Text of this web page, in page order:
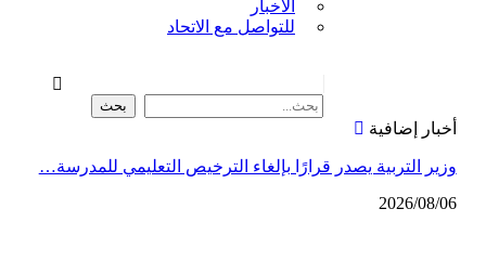
الأخبار
للتواصل مع الاتحاد
أخبار إضافية
وزير التربية يصدر قرارًا بإلغاء الترخيص التعليمي للمدرسة…
2026/08/06